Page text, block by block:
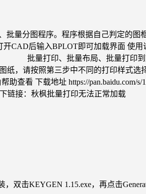
量分图程序。程序根据自己判定的
打开CAD后输入BPLOT即可加载
批量打印、批量布局、批量打印到
按照第三步中不同的打印样式
查看 下载地址 https://pan.baidu.com/
链接：秋枫批量打印无法正常加载
双击KEYGEN 1.15.exe，再点击